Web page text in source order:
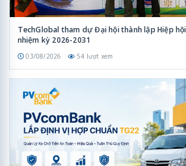
TechGlobal tham dự Đại hội thành lập Hiệp
nhiệm kỳ 2026-2031
03/08/2026 54 lượt xem